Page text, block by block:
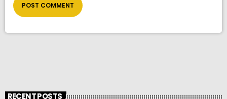
RECENT POSTS